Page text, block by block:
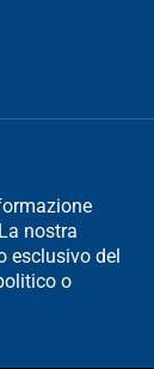
nostra
esclusivo del
o